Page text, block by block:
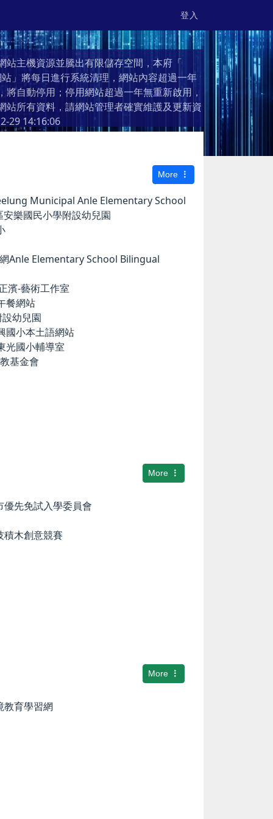
登入
站主機資源並騰出有限儲存空間，本府「
」將每日進行系統清理，網站內容超過一年
將自動停用；停用網站超過一年無重新啟用，
站所有資料，請網站管理者確實維護及更新資
29 14:16:06
More
Municipal Anle Elementary School
樂國民小學附設幼兒園
Anle Elementary School Bilingual
濱-藝術工作室
餐網站
幼兒園
國小本土語網站
光國小輔導室
基金會
More
先免試入學委員會
積木創意競賽
More
教育學習網